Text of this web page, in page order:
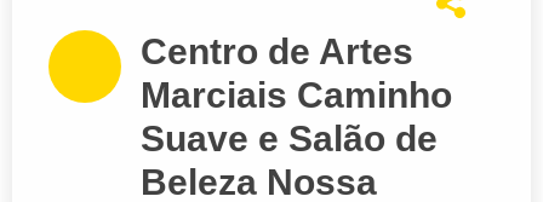
Centro de Artes
Marciais Caminho
Suave e Salão de
Beleza Nossa